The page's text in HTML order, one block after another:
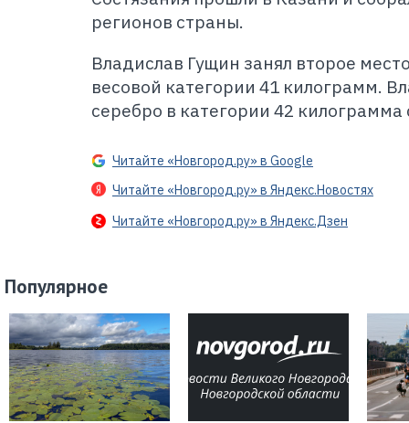
регионов страны.
Владислав Гущин занял второе
весовой категории 41 килограмм.
серебро в категории 42
Читайте «Новгород.ру» в Google
Читайте «Новгород.ру» в Яндекс.Новостях
Читайте «Новгород.ру» в Яндекс.Дзен
Популярное